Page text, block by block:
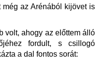
még az Arénából kijövet is
volt, ahogy az előttem álló
fordult, s csillogó
a dal fontos sorát: